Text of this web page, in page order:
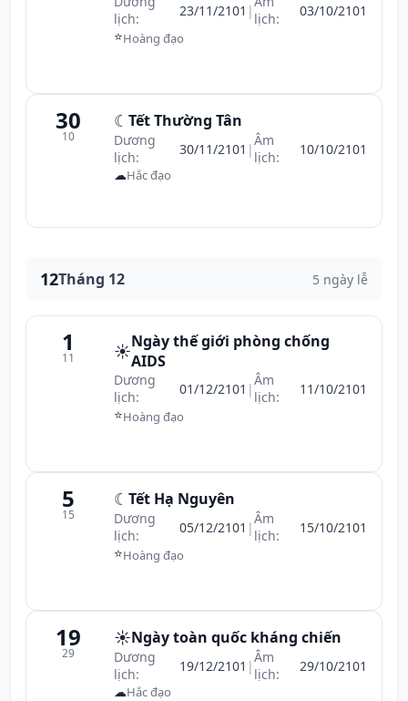
lịch:
23/11/2101 |lịch:
03/10/2101
⭐Hoàng đạo
30
10
☾ Tết Thường Tân
Dương
lịch:
30/11/2101 |Âm
lịch:
10/10/2101
☁Hắc đạo
12Tháng 12 5 ngày lễ
1
11 ☀️Ngày thế giới phòng chống
AIDS
Dương
lịch:
01/12/2101 |Âm
lịch:
11/10/2101
⭐Hoàng đạo
5
15
☾ Tết Hạ Nguyên
Dương
lịch:
05/12/2101 |Âm
lịch:
15/10/2101
⭐Hoàng đạo
19
29
☀️Ngày toàn quốc kháng chiến
Dương
lịch:
19/12/2101 |Âm
lịch:
29/10/2101
☁Hắc đạo